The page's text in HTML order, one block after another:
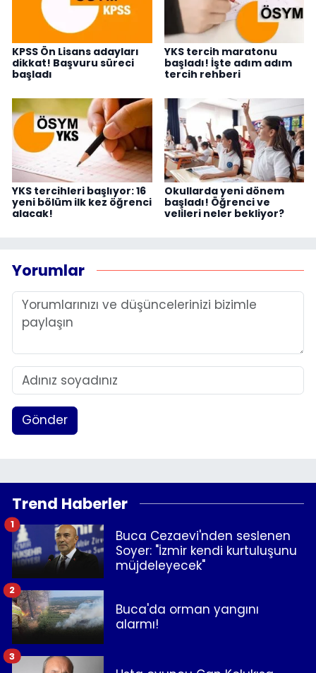
KPSS Ön Lisans adayları
dikkat! Başvuru süreci
başladı
YKS tercih maratonu
başladı! İşte adım adım
tercih rehberi
YKS tercihleri başlıyor: 16
yeni bölüm ilk kez öğrenci
alacak!
Okullarda yeni dönem
başladı! Öğrenci ve
velileri neler bekliyor?
Yorumlar
Gönder
Trend Haberler
Buca Cezaevi'nden seslenen
Soyer: "İzmir kendi kurtuluşunu
müjdeleyecek"
1
Buca'da orman yangını
alarmı!
2
3